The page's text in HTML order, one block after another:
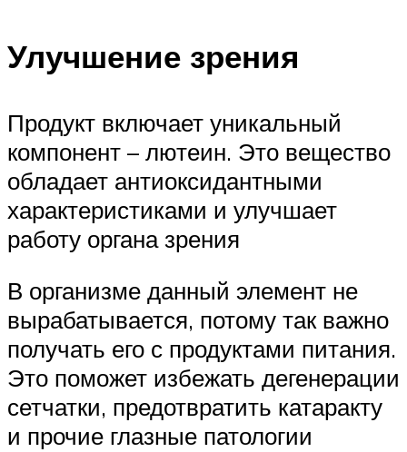
Улучшение зрения
Продукт включает уникальный
компонент – лютеин. Это вещество
обладает антиоксидантными
характеристиками и улучшает
работу органа зрения
В организме данный элемент не
вырабатывается, потому так важно
получать его с продуктами питания.
Это поможет избежать дегенерации
сетчатки, предотвратить катаракту
и прочие глазные патологии